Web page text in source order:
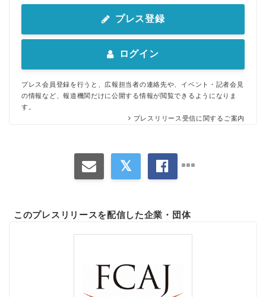
プレス登録
ログイン
プレス会員登録を行うと、広報担当者の連絡先や、イベント・記者会見
の情報など、報道機関だけに公開する情報が閲覧できるようになりま
す。
プレスリリース受信に関するご案内
このプレスリリースを配信した企業・団体
Japanese